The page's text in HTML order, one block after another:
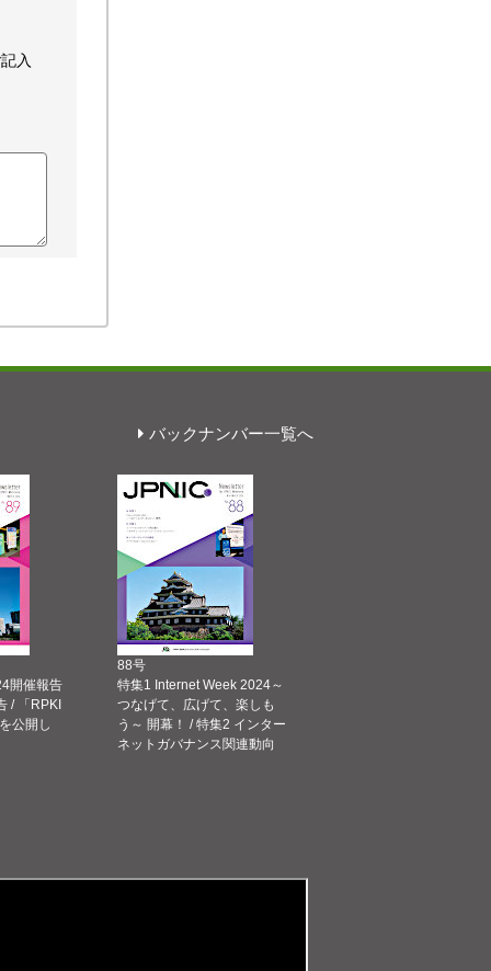
入
バックナンバー一覧へ
開催報告
/ 「RPKI
公開し
88号
特集1 Internet Week 2024～
つなげて、広げて、楽しも
う～ 開幕！ / 特集2 インター
ネットガバナンス関連動向